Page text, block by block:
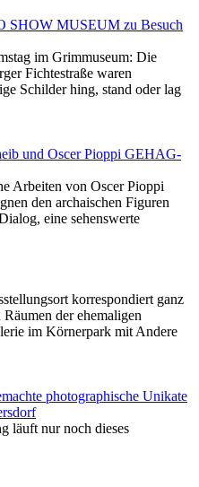
SHOW MUSEUM zu Besuch
im Grimmuseum: Die
Fichtestraße waren
Schilder hing, stand oder lag
und Oscer Pioppi GEHAG-
Arbeiten von Oscer Pioppi
den archaischen Figuren
eine sehenswerte
korrespondiert ganz
der ehemaligen
im Körnerpark mit Andere
photographische Unikate
läuft nur noch dieses